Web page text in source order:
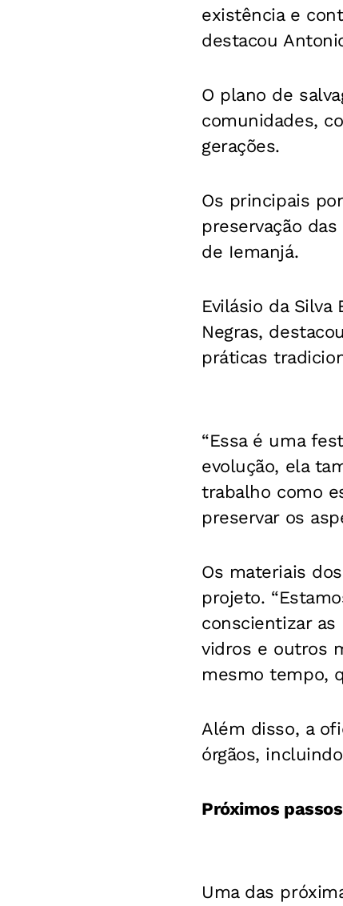
existência e
destacou
O plano de
comunidades,
gerações.
Os principais
preservação
de Iemanjá.
Evilásio da
Negras,
práticas
“Essa é uma
evolução, ela
trabalho como
preservar os
Os materiais
projeto.
conscientizar
vidros e outros
mesmo tempo,
Além disso, a
órgãos,
Próximos passos
Uma das